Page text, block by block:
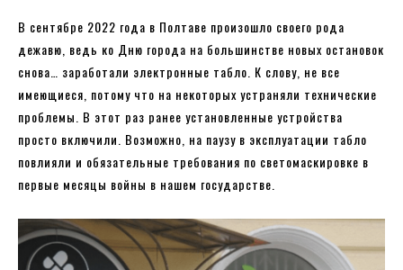
В сентябре 2022 года в Полтаве произошло своего рода
дежавю, ведь ко Дню города на большинстве новых остановок
снова… заработали электронные табло. К слову, не все
имеющиеся, потому что на некоторых устраняли технические
проблемы. В этот раз ранее установленные устройства
просто включили. Возможно, на паузу в эксплуатации табло
повлияли и обязательные требования по светомаскировке в
первые месяцы войны в нашем государстве.